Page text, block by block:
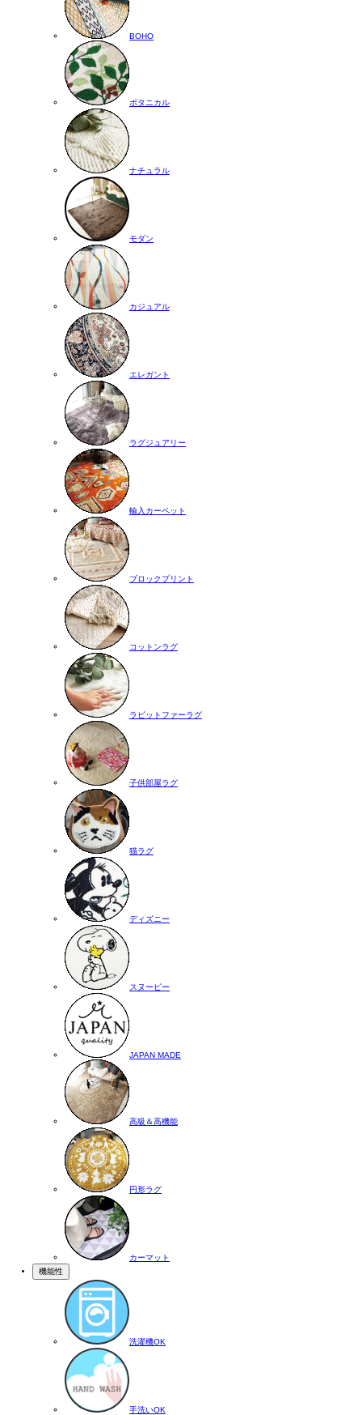
BOHO
ボタニカル
ナチュラル
モダン
カジュアル
エレガント
ラグジュアリー
輸入カーペット
ブロックプリント
コットンラグ
ラビットファーラグ
子供部屋ラグ
猫ラグ
ディズニー
スヌーピー
JAPAN MADE
高級＆高機能
円形ラグ
カーマット
機能性
洗濯機OK
手洗いOK